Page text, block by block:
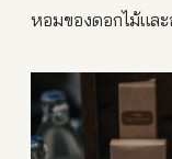
หอมของดอกไม้แล